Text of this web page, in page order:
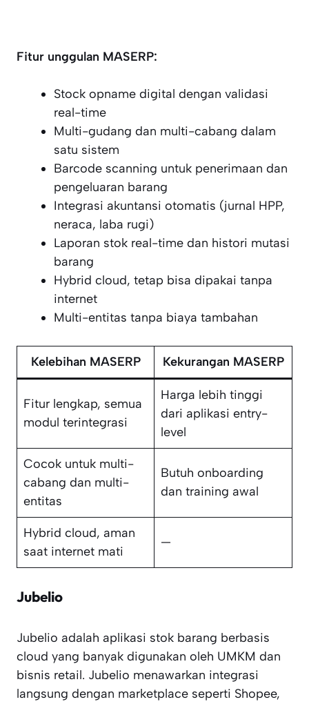
Fitur unggulan MASERP:
Stock opname digital dengan validasi
real-time
Multi-gudang dan multi-cabang dalam
satu sistem
Barcode scanning untuk penerimaan dan
pengeluaran barang
Integrasi akuntansi otomatis (jurnal HPP,
neraca, laba rugi)
Laporan stok real-time dan histori mutasi
barang
Hybrid cloud, tetap bisa dipakai tanpa
internet
Multi-entitas tanpa biaya tambahan
Kelebihan MASERP Kekurangan MASERP
Fitur lengkap, semua
modul terintegrasi
Harga lebih tinggi
dari aplikasi entry-
level
Cocok untuk multi-
cabang dan multi-
entitas
Butuh onboarding
dan training awal
Hybrid cloud, aman
saat internet mati
—
Jubelio
Jubelio adalah aplikasi stok barang berbasis
cloud yang banyak digunakan oleh UMKM dan
bisnis retail. Jubelio menawarkan integrasi
langsung dengan marketplace seperti Shopee,